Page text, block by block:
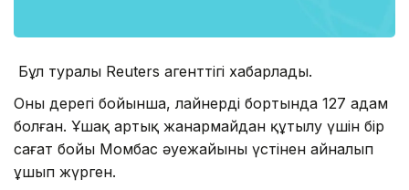
Бұл туралы Reuters агенттігі хабарлады.
Оның дерегі бойынша, лайнердің бортында 127 адам
болған. Ұшақ артық жанармайдан құтылу үшін бір
сағат бойы Момбас әуежайының үстінен айналып
ұшып жүрген.